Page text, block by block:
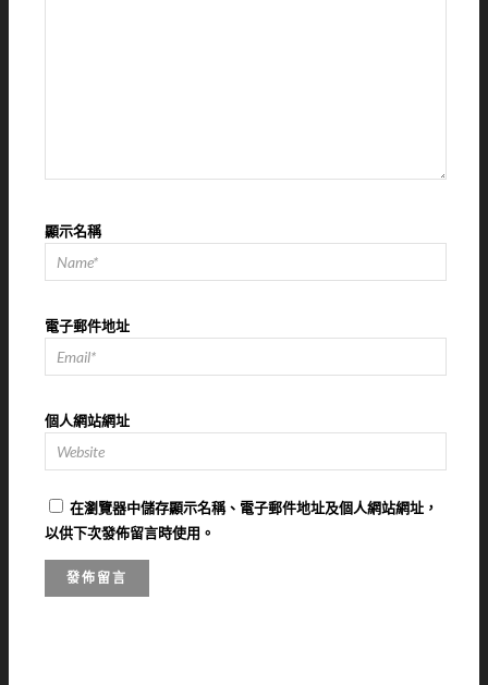
顯示名稱
電子郵件地址
個人網站網址
在瀏覽器中儲存顯示名稱、電子郵件地址及個人網站網址，
以供下次發佈留言時使用。